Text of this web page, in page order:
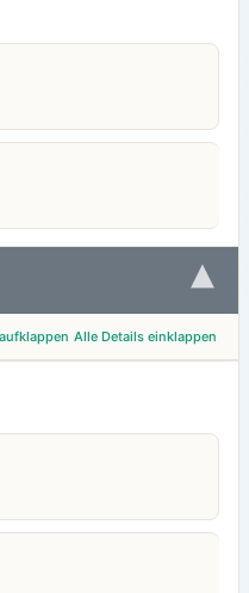
▾
Alle Details einklappen